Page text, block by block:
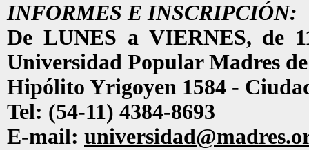
INFORMES E INSCRIPCIÓN:
De LUNES a VIERNES, de
Universidad Popular Madres
Hipólito Yrigoyen 1584 -
Tel: (54-11) 4384-8693
E-mail: